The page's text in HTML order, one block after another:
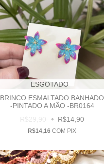
ESGOTADO
BRINCO ESMALTADO BANHADO
-PINTADO A MÃO -BR0164
R$29,90
R$14,90
R$14,16COM PIX